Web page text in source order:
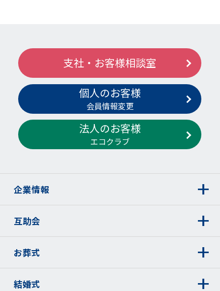
支社・お客様相談室
個人のお客様
会員情報変更
法人のお客様
エコクラブ
企業情報
互助会
お葬式
結婚式